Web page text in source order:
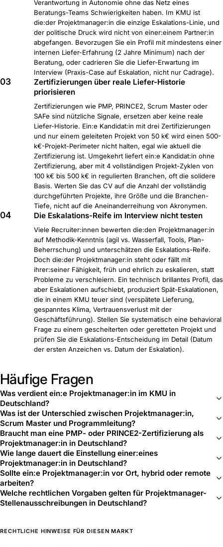
Verantwortung in Autonomie ohne das Netz eines
Beratungs-Teams Schwierigkeiten haben. Im KMU ist
die:der Projektmanager:in die einzige Eskalations-Linie, und
der politische Druck wird nicht von einer:einem Partner:in
abgefangen. Bevorzugen Sie ein Profil mit mindestens einer
internen Liefer-Erfahrung (2 Jahre Minimum) nach der
Beratung, oder cadrieren Sie die Liefer-Erwartung im
Interview (Praxis-Case auf Eskalation, nicht nur Cadrage).
03
Zertifizierungen über reale Liefer-Historie
priorisieren
Zertifizierungen wie PMP, PRINCE2, Scrum Master oder
SAFe sind nützliche Signale, ersetzen aber keine reale
Liefer-Historie. Ein:e Kandidat:in mit drei Zertifizierungen
und nur einem geleiteten Projekt von 50 k€ wird einen 500-
k€-Projekt-Perimeter nicht halten, egal wie aktuell die
Zertifizierung ist. Umgekehrt liefert ein:e Kandidat:in ohne
Zertifizierung, aber mit 4 vollständigen Projekt-Zyklen von
100 k€ bis 500 k€ in regulierten Branchen, oft die solidere
Basis. Werten Sie das CV auf die Anzahl der vollständig
durchgeführten Projekte, ihre Größe und die Branchen-
Tiefe, nicht auf die Aneinanderreihung von Akronymen.
04 Die Eskalations-Reife im Interview nicht testen
Viele Recruiter:innen bewerten die:den Projektmanager:in
auf Methodik-Kenntnis (agil vs. Wasserfall, Tools, Plan-
Beherrschung) und unterschätzen die Eskalations-Reife.
Doch die:der Projektmanager:in steht oder fällt mit
ihrer:seiner Fähigkeit, früh und ehrlich zu eskalieren, statt
Probleme zu verschleiern. Ein technisch brillantes Profil, das
aber Eskalationen aufschiebt, produziert Spät-Eskalationen,
die in einem KMU teuer sind (verspätete Lieferung,
gespanntes Klima, Vertrauensverlust mit der
Geschäftsführung). Stellen Sie systematisch eine behavioral
Frage zu einem gescheiterten oder geretteten Projekt und
prüfen Sie die Eskalations-Entscheidung im Detail (Datum
der ersten Anzeichen vs. Datum der Eskalation).
Häufige Fragen
Was verdient ein:e Projektmanager:in im KMU in
Deutschland?
Was ist der Unterschied zwischen Projektmanager:in,
Scrum Master und Programmleitung?
Braucht man eine PMP- oder PRINCE2-Zertifizierung als
Projektmanager:in in Deutschland?
Wie lange dauert die Einstellung einer:eines
Projektmanager:in in Deutschland?
Sollte ein:e Projektmanager:in vor Ort, hybrid oder remote
arbeiten?
Welche rechtlichen Vorgaben gelten für Projektmanager-
Stellenausschreibungen in Deutschland?
RECHTLICHE HINWEISE FÜR DIESEN MARKT